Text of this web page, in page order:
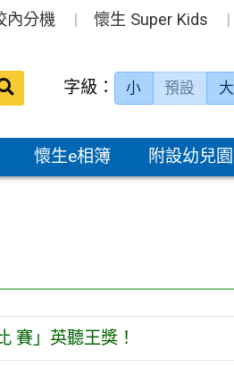
內分機 懷生 Super Kids
送出 字級： 小 預設 大
懷生e相簿 附設幼兒園
賽」英聽王獎！